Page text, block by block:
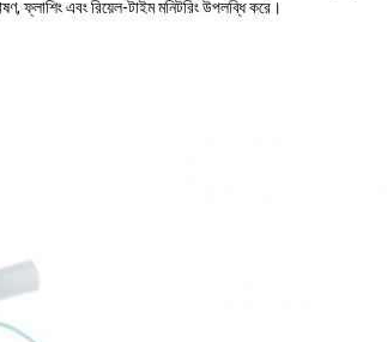
ফ্লাশিং এবং রিয়েল-টাইম মনিটরিং উপলব্ধি করে।